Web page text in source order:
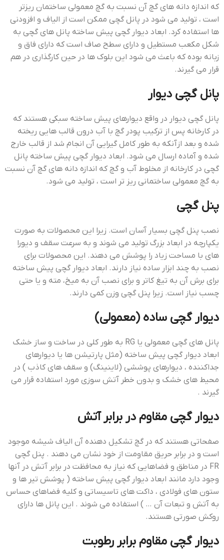
که اندازه دانه های گچ آن نسبت به گچ معمولی ساختمان ریزتر
است ، تولید می شود در پانل گچی ممکن است از الیاف و افزودنی
ها استفاده کرد. ابعاد دیوار گچی پیش ساخته پانل های گچی به
شکل مکعب مستطیل و دارای سطح صاف است که دارای فاق و
زبانه بوده که باعث می شود این بلوک ها در حین کارگذاری در هم
قرار می گیرند.
پانل گچی دیوار
پانل گچی دیوار در واقع دیوارهای پیش ساخته سبکی هستند که
در کارخانه پس از ترکیب پودر گچ با آب درون قالب هایی ریخته
شده و بعد ازآنکه به طور کامل گیرایی آن انجام شد از قالب خارج
شده و آماده ارسال می شود. ابعاد دیوار گچی پیش ساخته پانل
گچی در کارخانه از مخلوط آب و گچ که اندازه دانه های گچ آن نسبت
به گچ معمولی ساختمانی ریز تر است ، تولید می شود.
پنل گچی
نصب پنل گچی بسیار آسان است. زیرا این محصولات به صورت
یکپارچه در ابعاد بزرگ تولید می شوند و به سرعت سقف و دیورا
های با مساحت زیاد را پوشش می دهند. این محصولات برای
نصب به چند ابزار ساده نیاز دارند. ابعاد دیوار گچی پیش ساخته
برای برش آن به تیغ کاتر و برای نصب آن به میخ، مته و یا حتی
چسب نیاز است. زیرا پنل گچی وزن کمی دارند.
دیوار گچی ساده (معمولی)
پانل های گچی معمولی یا RG به طور کلی در ساخت و ساز خشک
ابعاد دیوار گچی پیش ساخته (مثل پارتیشن ها یا دیوارهای
جداکننده ، دیوارهای پوششی (لاینینگ) و سقف های کاذب ) در
محیط های خشک و بدون خطر آتش سوزی مورد استفاده قرار می
گیرند .
دیوار گچی مقاوم در برابر آتش
صفحاتی هستند که در گچ تشکیل دهنده آن الیاف شیشه موجود
است و در برابر حریق مقاومت از خود نشان می دهند . پنل گچی
FR در مناطق و فضاهایی که نیاز به محافظت در برابر آتش در آنها
وجود دارد مانند ابعاد دیوار گچی پیش ساخته ( پوشش تیر ها و
ستون های فولادی ، داکت های تاسیساتی و کلیه فضاهای حساس
به آتش و تبعات آن … ) استفاده می شوند . این پانل ها دارای
روکش صورتی هستند.
دیوار گچی مقاوم برابر رطوبت